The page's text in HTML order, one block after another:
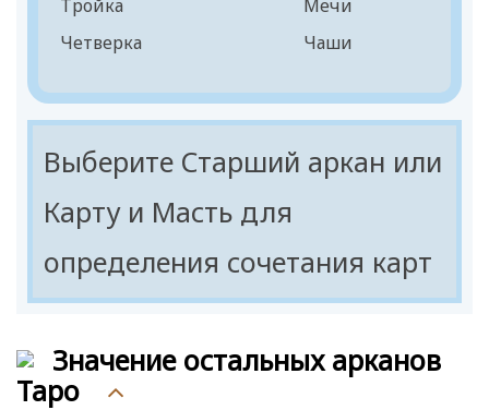
Король
Тройка
Четверка
Шестерка
Семерка
Девятка
Десятка
Паж
Королева
Мечи
Чаши
Выберите Старший аркан или
Карту и Масть для
определения сочетания карт
Значение остальных арканов
Таро